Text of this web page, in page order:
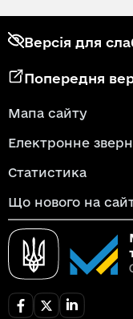
Версія для
Попередня
Мапа сайту
Електронне
Статистика
Що нового на